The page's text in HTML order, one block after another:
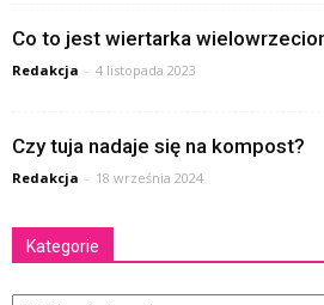
Co to jest wiertarka
Redakcja - 4 listopada 2023
Czy tuja nadaje się na kompost?
Redakcja - 18 września 2024
Kategorie
Kategorie